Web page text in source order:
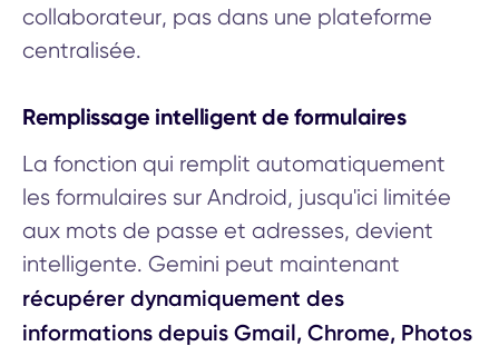
collaborateur, pas dans une plateforme
centralisée.
Remplissage intelligent de formulaires
La fonction qui remplit automatiquement
les formulaires sur Android, jusqu'ici limitée
aux mots de passe et adresses, devient
intelligente. Gemini peut maintenant
récupérer dynamiquement des
informations depuis Gmail, Chrome, Photos